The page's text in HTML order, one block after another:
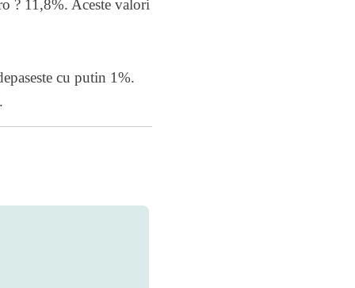
? 11,8%. Aceste valori
cu putin 1%.